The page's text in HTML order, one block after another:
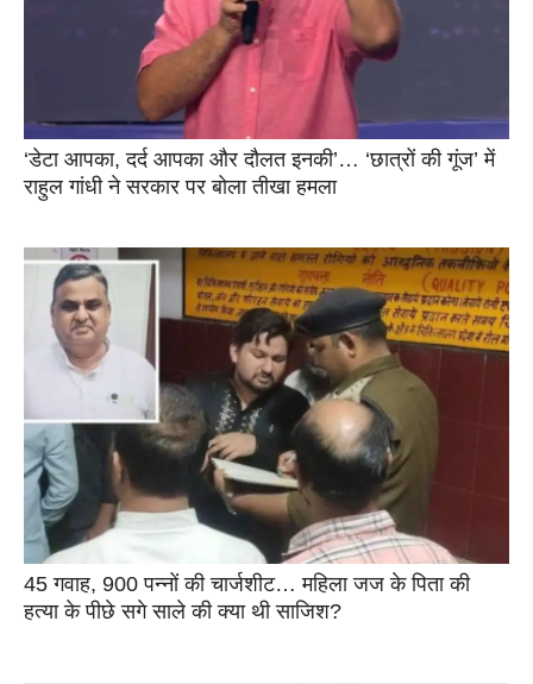
‘डेटा आपका, दर्द आपका और दौलत इनकी’… ‘छात्रों की गूंज’ में
राहुल गांधी ने सरकार पर बोला तीखा हमला
45 गवाह, 900 पन्नों की चार्जशीट… महिला जज के पिता की
हत्या के पीछे सगे साले की क्या थी साजिश?